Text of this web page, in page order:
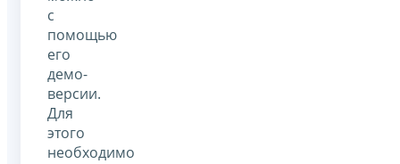
с
помощью
его
демо-
версии.
Для
этого
необходимо